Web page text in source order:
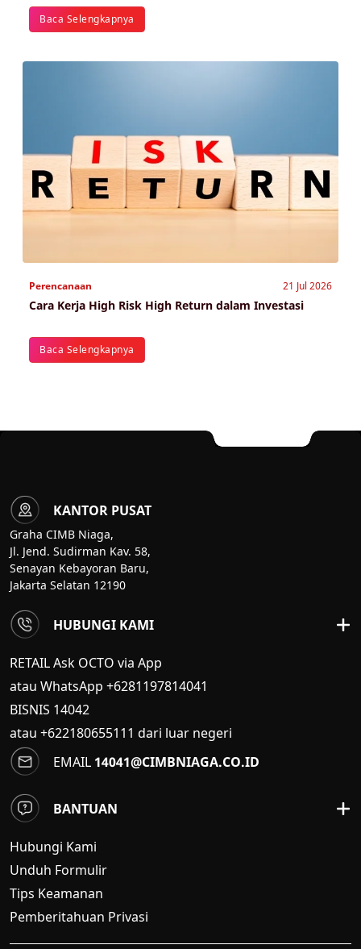
Baca Selengkapnya
Perencanaan 21 Jul 2026
Cara Kerja High Risk High Return dalam Investasi
Baca Selengkapnya
KANTOR PUSAT
Graha CIMB Niaga,
Jl. Jend. Sudirman Kav. 58,
Senayan Kebayoran Baru,
Jakarta Selatan 12190
HUBUNGI KAMI
RETAIL Ask OCTO via App
atau WhatsApp +6281197814041
BISNIS 14042
atau +622180655111 dari luar negeri
EMAIL 14041@CIMBNIAGA.CO.ID
BANTUAN
Hubungi Kami
Unduh Formulir
Tips Keamanan
Pemberitahuan Privasi